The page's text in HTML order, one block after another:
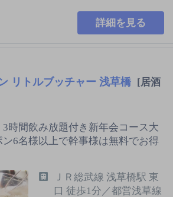
詳細を見る
リトルブッチャー 浅草橋 [居酒
間飲み放題付き新年会コース大
6名様以上で幹事様は無料でお得
ＪＲ総武線 浅草橋駅 東
口 徒歩1分／都営浅草線